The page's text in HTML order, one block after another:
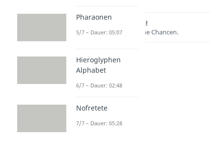
Lernen lohnt sich!
Entdecke hier deine Chancen.
Pharaonen
5/7 – Dauer: 05:07
Hieroglyphen
Alphabet
6/7 – Dauer: 02:48
Nofretete
7/7 – Dauer: 05:28